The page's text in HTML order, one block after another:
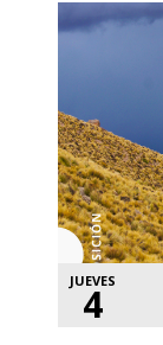
JUEVES
4